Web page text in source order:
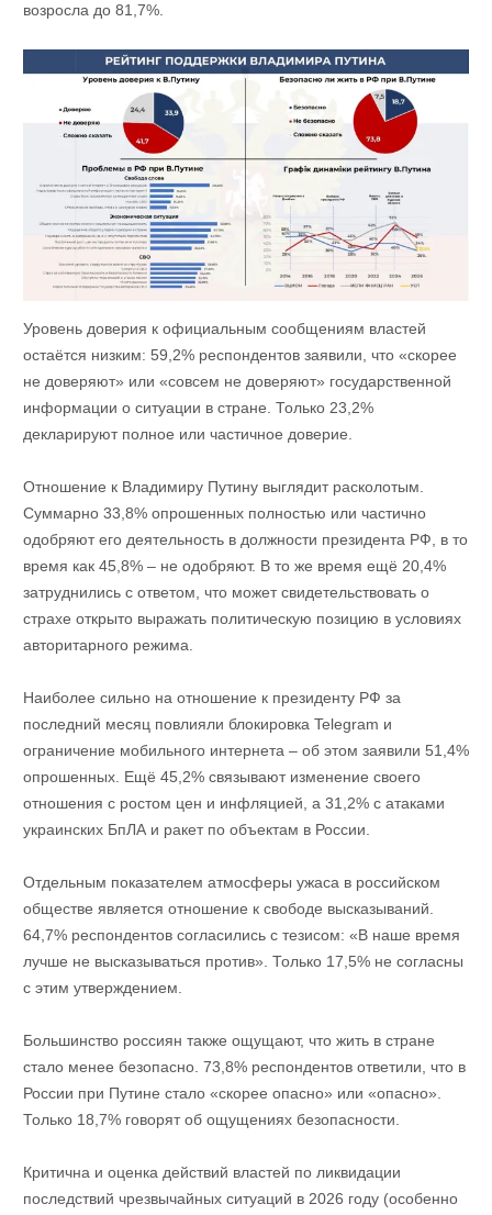
возросла до 81,7%.
Уровень доверия к официальным сообщениям властей
остаётся низким: 59,2% респондентов заявили, что «скорее
не доверяют» или «совсем не доверяют» государственной
информации о ситуации в стране. Только 23,2%
декларируют полное или частичное доверие.
Отношение к Владимиру Путину выглядит расколотым.
Суммарно 33,8% опрошенных полностью или частично
одобряют его деятельность в должности президента РФ, в то
время как 45,8% – не одобряют. В то же время ещё 20,4%
затруднились с ответом, что может свидетельствовать о
страхе открыто выражать политическую позицию в условиях
авторитарного режима.
Наиболее сильно на отношение к президенту РФ за
последний месяц повлияли блокировка Telegram и
ограничение мобильного интернета – об этом заявили 51,4%
опрошенных. Ещё 45,2% связывают изменение своего
отношения с ростом цен и инфляцией, а 31,2% с атаками
украинских БпЛА и ракет по объектам в России.
Отдельным показателем атмосферы ужаса в российском
обществе является отношение к свободе высказываний.
64,7% респондентов согласились с тезисом: «В наше время
лучше не высказываться против». Только 17,5% не согласны
с этим утверждением.
Большинство россиян также ощущают, что жить в стране
стало менее безопасно. 73,8% респондентов ответили, что в
России при Путине стало «скорее опасно» или «опасно».
Только 18,7% говорят об ощущениях безопасности.
Критична и оценка действий властей по ликвидации
последствий чрезвычайных ситуаций в 2026 году (особенно